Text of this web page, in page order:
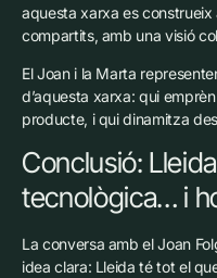
aquesta xarxa es
compartits, amb una visió
El Joan i la Marta
d’aquesta xarxa: qui
producte, i qui dinamitza
Conclusió:
tecnològica… i
La conversa amb el Joan
idea clara: Lleida té tot el